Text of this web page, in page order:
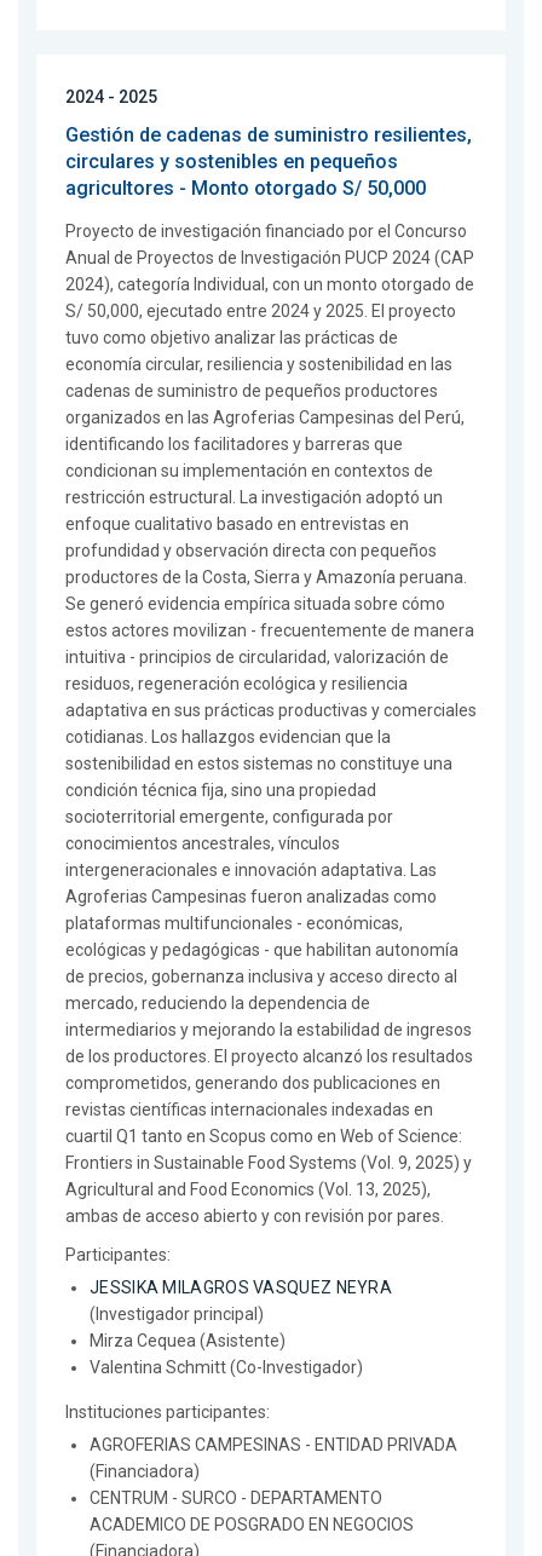
2024 - 2025
Gestión de cadenas de suministro resilientes,
circulares y sostenibles en pequeños
agricultores - Monto otorgado S/ 50,000
Proyecto de investigación financiado por el Concurso
Anual de Proyectos de Investigación PUCP 2024 (CAP
2024), categoría Individual, con un monto otorgado de
S/ 50,000, ejecutado entre 2024 y 2025. El proyecto
tuvo como objetivo analizar las prácticas de
economía circular, resiliencia y sostenibilidad en las
cadenas de suministro de pequeños productores
organizados en las Agroferias Campesinas del Perú,
identificando los facilitadores y barreras que
condicionan su implementación en contextos de
restricción estructural. La investigación adoptó un
enfoque cualitativo basado en entrevistas en
profundidad y observación directa con pequeños
productores de la Costa, Sierra y Amazonía peruana.
Se generó evidencia empírica situada sobre cómo
estos actores movilizan - frecuentemente de manera
intuitiva - principios de circularidad, valorización de
residuos, regeneración ecológica y resiliencia
adaptativa en sus prácticas productivas y comerciales
cotidianas. Los hallazgos evidencian que la
sostenibilidad en estos sistemas no constituye una
condición técnica fija, sino una propiedad
socioterritorial emergente, configurada por
conocimientos ancestrales, vínculos
intergeneracionales e innovación adaptativa. Las
Agroferias Campesinas fueron analizadas como
plataformas multifuncionales - económicas,
ecológicas y pedagógicas - que habilitan autonomía
de precios, gobernanza inclusiva y acceso directo al
mercado, reduciendo la dependencia de
intermediarios y mejorando la estabilidad de ingresos
de los productores. El proyecto alcanzó los resultados
comprometidos, generando dos publicaciones en
revistas científicas internacionales indexadas en
cuartil Q1 tanto en Scopus como en Web of Science:
Frontiers in Sustainable Food Systems (Vol. 9, 2025) y
Agricultural and Food Economics (Vol. 13, 2025),
ambas de acceso abierto y con revisión por pares.
Participantes:
JESSIKA MILAGROS VASQUEZ NEYRA
(Investigador principal)
Mirza Cequea (Asistente)
Valentina Schmitt (Co-Investigador)
Instituciones participantes:
AGROFERIAS CAMPESINAS - ENTIDAD PRIVADA
(Financiadora)
CENTRUM - SURCO - DEPARTAMENTO
ACADEMICO DE POSGRADO EN NEGOCIOS
(Financiadora)